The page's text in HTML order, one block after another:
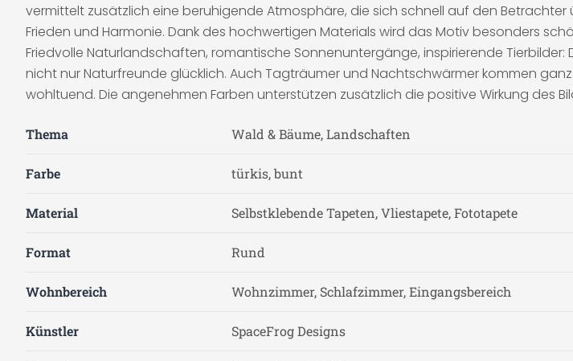
vermittelt zusätzlich eine beruhigende Atmosphäre, die sich schnell auf den
Frieden und Harmonie. Dank des hochwertigen Materials wird das Motiv besonders
Friedvolle Naturlandschaften, romantische Sonnenuntergänge, inspirierende
nicht nur Naturfreunde glücklich. Auch Tagträumer und Nachtschwärmer kommen
wohltuend. Die angenehmen Farben unterstützen zusätzlich die positive Wirkung des
Thema Wald & Bäume, Landschaften
Farbe türkis, bunt
Material Selbstklebende Tapeten, Vliestapete, Fototapete
Format Rund
Wohnbereich Wohnzimmer, Schlafzimmer, Eingangsbereich
Künstler SpaceFrog Designs